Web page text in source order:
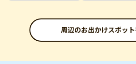
周辺のお出かけスポッ